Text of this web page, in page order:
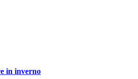
in inverno